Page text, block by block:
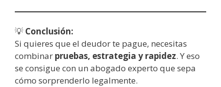
💡 Conclusión:
Si quieres que el deudor te pague, necesitas
combinar pruebas, estrategia y rapidez. Y eso
se consigue con un abogado experto que sepa
cómo sorprenderlo legalmente.